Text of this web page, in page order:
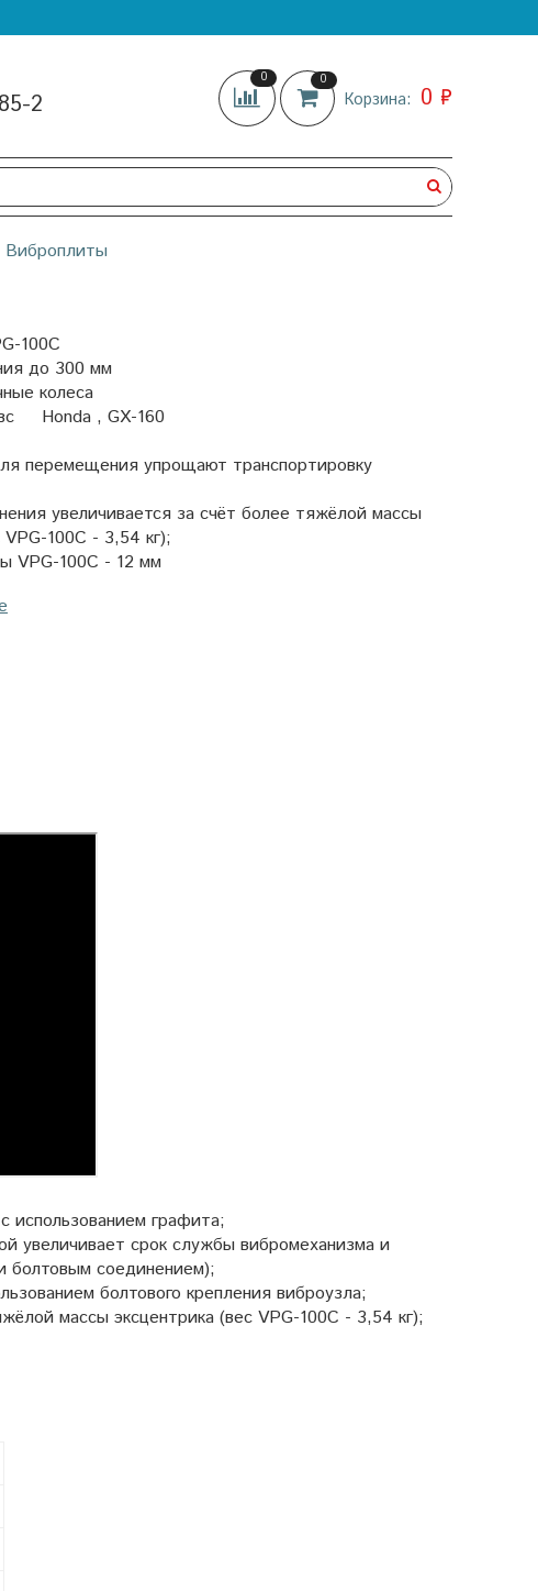
2
0 0
Корзина: 0 ₽
Виброплиты
100C
до 300 мм
колеса
Honda , GX-160
перемещения упрощают транспортировку
увеличивается за счёт более тяжёлой массы
VPG-100С - 3,54 кг);
VPG-100C - 12 мм
использованием графита;
увеличивает срок службы вибромеханизма и
болтовым соединением);
болтового крепления виброузла;
массы эксцентрика (вес VPG-100С - 3,54 кг);